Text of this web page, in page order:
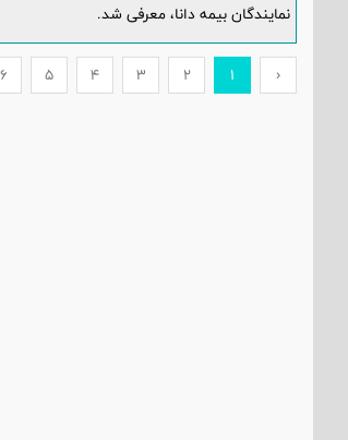
نمايندگان بيمه دانا، معرفی شد.
‹
1
2
3
4
5
6